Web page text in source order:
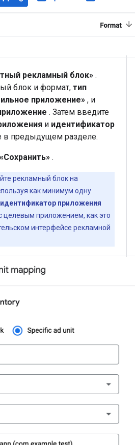
рекламный блок» .
блок и формат, тип
приложение» , и
. Затем введите
и идентификатор
в предыдущем разделе.
«Сохранить» .
рекламный блок на
как минимум одну
идентификатор приложения
целевым приложением, как это
интерфейсе рекламной